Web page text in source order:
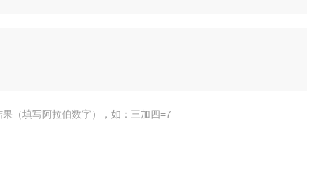
（填写阿拉伯数字），如：三加四=7